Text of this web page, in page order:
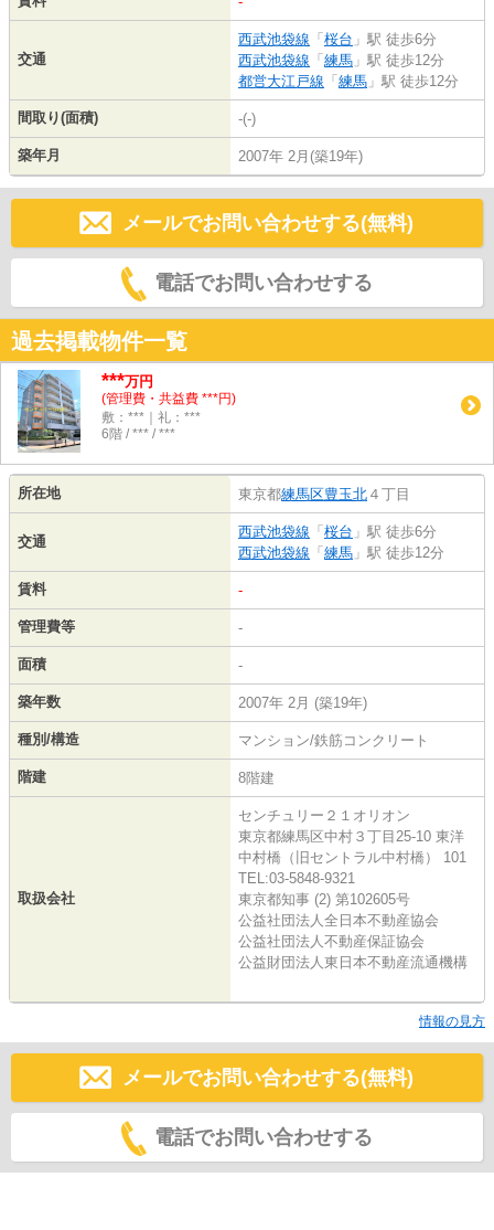
交通
西武池袋線 「 桜台 」駅 徒歩6分
西武池袋線 「 練馬 」駅 徒歩12分
都営大江戸線 「 練馬 」駅 徒歩12分
間取り(面積) -(-)
築年月 2007年 2月(築19年)
メールでお問い合わせする(無料)
電話でお問い合わせする
過去掲載物件一覧
***万円
(管理費・共益費 ***円)
敷：***｜礼：***
6階 / *** / ***
所在地 東京都練馬区豊玉北 ４丁目
交通
西武池袋線 「 桜台 」駅 徒歩6分
西武池袋線 「 練馬 」駅 徒歩12分
賃料 -
管理費等 -
面積 -
築年数 2007年 2月 (築19年)
種別/構造 マンション/鉄筋コンクリート
階建 8階建
取扱会社
センチュリー２１オリオン
東京都練馬区中村３丁目25-10 東洋
中村橋（旧セントラル中村橋） 101
TEL:03-5848-9321
東京都知事 (2) 第102605号
公益社団法人全日本不動産協会
公益社団法人不動産保証協会
公益財団法人東日本不動産流通機構
情報の見方
メールでお問い合わせする(無料)
電話でお問い合わせする